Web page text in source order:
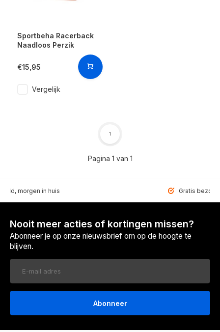
Sportbeha Racerback
Naadloos Perzik
€15,95
Vergelijk
Pagina 1 van 1
1
morgen in huis Gratis
Nooit meer acties of kortingen missen?
Abonneer je op onze nieuwsbrief om op de hoogte te
blijven.
Abonneer